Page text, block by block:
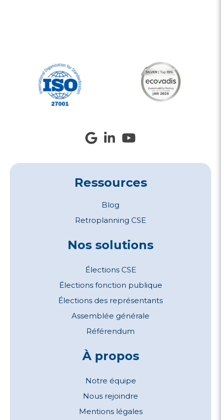
Ressources
Blog
Retroplanning CSE
Nos solutions
Élections CSE
Élections fonction publique
Élections des représentants
Assemblée générale
Référendum
À propos
Notre équipe
Nous rejoindre
Mentions légales